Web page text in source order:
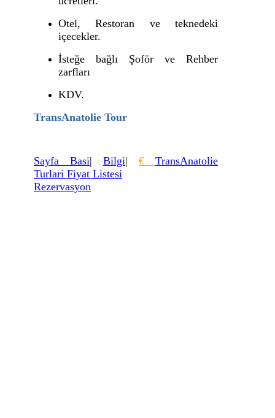
Otel, Restoran ve teknedeki
içecekler.
İsteğe bağlı Şoför ve Rehber
zarfları
KDV.
TransAnatolie Tour
Sayfa Basi| Bilgi| € TransAnatolie
Turlari Fiyat Listesi
Rezervasyon